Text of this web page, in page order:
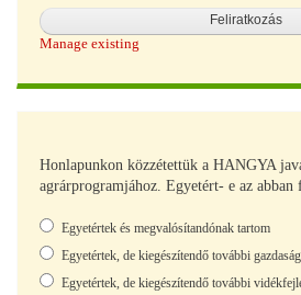
Manage existing
Honlapunkon közzétettük a HANGYA
agrárprogramjához. Egyetért- e az abban
Választások
Egyetértek és megvalósítandónak tartom
Egyetértek, de kiegészítendő további
Egyetértek, de kiegészítendő további